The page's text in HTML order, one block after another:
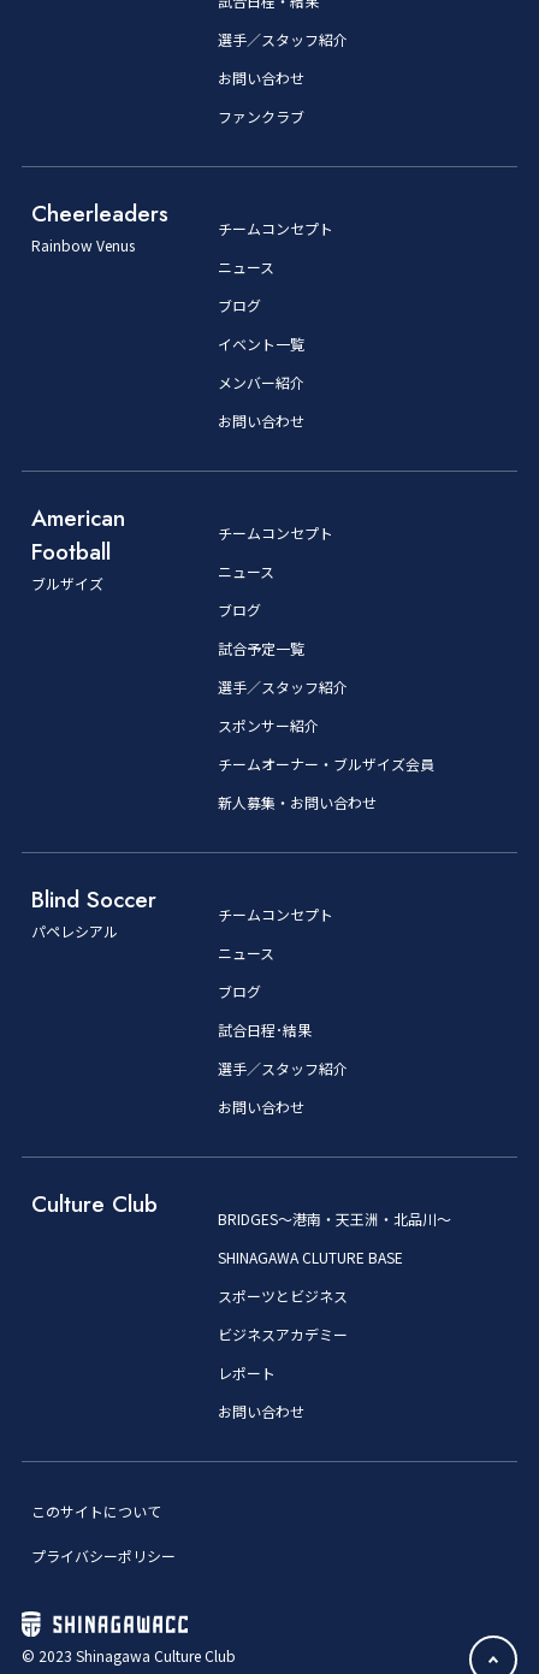
選手／スタッフ紹介
お問い合わせ
ファンクラブ
Cheerleaders
Rainbow Venus
チームコンセプト
ニュース
ブログ
イベント一覧
メンバー紹介
お問い合わせ
American
Football
ブルザイズ
チームコンセプト
ニュース
ブログ
試合予定一覧
選手／スタッフ紹介
スポンサー紹介
チームオーナー・ブルザイズ会員
新人募集・お問い合わせ
Blind Soccer
パペレシアル
チームコンセプト
ニュース
ブログ
試合日程･結果
選手／スタッフ紹介
お問い合わせ
Culture Club
BRIDGES～港南・天王洲・北品川～
SHINAGAWA CLUTURE BASE
スポーツとビジネス
ビジネスアカデミー
レポート
お問い合わせ
このサイトについて
プライバシーポリシー
© 2023 Shinagawa Culture Club